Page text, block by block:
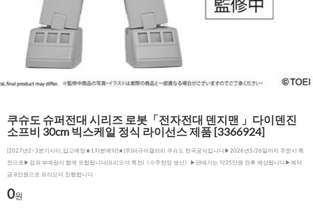
쿠슈도 슈퍼전대 시리즈 로봇「전자전대 덴지맨 」다이덴진
소프비 30cm 빅스케일 정식 라이선스 제품 [3366924]
[2027년2~3분기사이_입고예정★1차분예약]★(주)피규어갤러리 쿠슈도 한국공식입니다▶2026년5/26일까지 주문시 특
전으로▶검과 부메랑이 함께 포함됩니다(프리오더 특전)《수주한정 생산》▶판매가는 약35만원 전후 예상됩니다▶예약
금 8만원으로 프리오더 진행합니다
0원